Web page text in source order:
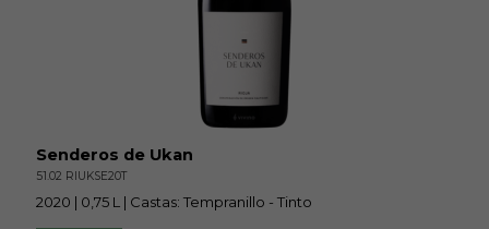
Senderos de Ukan
51.02 RIUKSE20T
2020 | 0,75 L | Castas: Tempranillo - Tinto